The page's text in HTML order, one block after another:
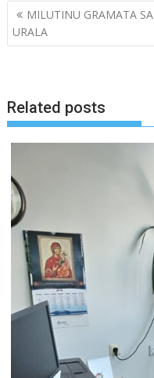
Post
navigation
MILUTINU GRAMATA SA
URALA
Related posts